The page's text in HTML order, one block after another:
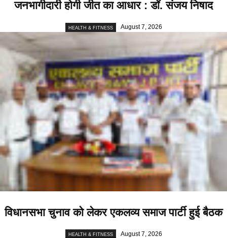
जनभागीदारी होगी जीत का आधार : डॉ. संजय निषाद
HEALTH & FITNESS August 7, 2026
विधानसभा चुनाव को लेकर एकलव्य समाज पार्टी हुई बैठक
HEALTH & FITNESS August 7, 2026